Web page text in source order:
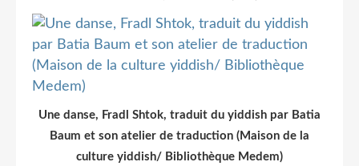
Une danse, Fradl Shtok, traduit du yiddish par Batia
Baum et son atelier de traduction (Maison de la
culture yiddish/ Bibliothèque Medem)